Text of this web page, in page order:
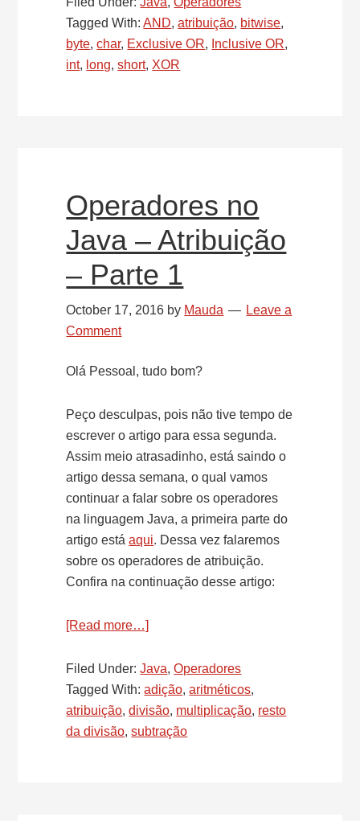
Java
–
Atribuição
Tagged With:AND,atribuição, bitwise,
byte,char, Exclusive OR, Inclusive OR,
int, long,short, XOR
Operadores no
Java – Atribuição
– Parte 1
October 17, 2016 by Mauda
Leave a
Comment
Olá Pessoal, tudo bom?
Peço desculpas, pois não tive tempo de
escrever o artigo para essa segunda.
Assim meio atrasadinho, está saindo o
artigo dessa semana, o qual vamos
continuar a falar sobre os operadores
na linguagem Java, a primeira parte do
artigo estáaqui. Dessa vez falaremos
sobre os operadores de atribuição.
Confira na continuação desse artigo:
[Read more…]
no
Java
–
Atribuição
Filed Under:Java,Operadores
Tagged With:adição,aritméticos,
atribuição,divisão, multiplicação, resto
da divisão,subtração